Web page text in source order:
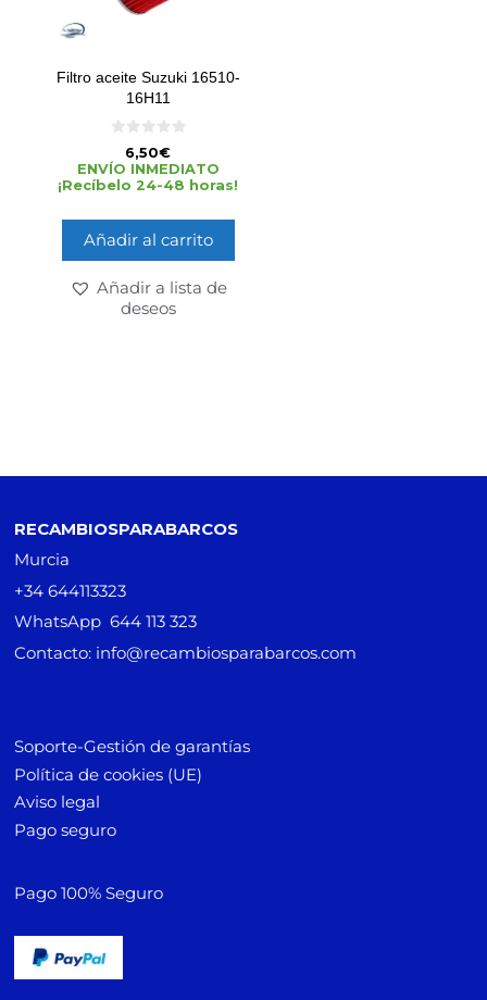
Filtro aceite Suzuki 16510-
16H11
d
e
5
6,50€
ENVÍO INMEDIATO
¡Recíbelo 24-48 horas!
Añadir al carrito
Añadir a lista de
deseos
RECAMBIOSPARABARCOS
Murcia
+34 644113323
WhatsApp 644 113 323
Contacto: info@recambiosparabarcos.com
Soporte-Gestión de garantías
Política de cookies (UE)
Aviso legal
Pago seguro
Pago 100% Seguro